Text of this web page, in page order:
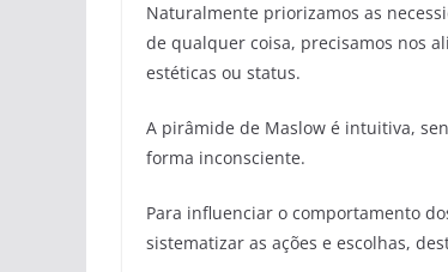
Naturalmente priorizamos as
de qualquer coisa, precisamos nos
estéticas ou status.
A pirâmide de Maslow é intuitiva,
forma inconsciente.
Para influenciar o comportamento
sistematizar as ações e escolhas,